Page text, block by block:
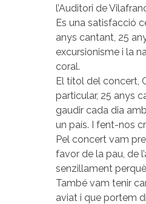
l’Auditori de
Es una satisfacció
anys cantant, 25
excursionisme i la
coral.
El títol del concert,
particular, 25 anys
gaudir cada dia
un país. I fent-nos
Pel concert vam
favor de la pau, de
senzillament
També vam tenir
aviat i que portem